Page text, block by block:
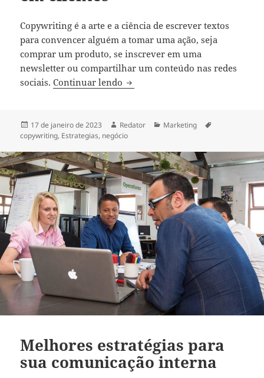
Copywriting é a arte e a ciência de escrever textos
para convencer alguém a tomar uma ação, seja
comprar um produto, se inscrever em uma
newsletter ou compartilhar um conteúdo nas redes
sociais. Continuar lendo Copywriting: a chave para
Publicado
em
17 de janeiro de 2023 Autor
Redator Categorias
Marketing
copywriting, Estrategias, negócio
Melhores estratégias para
sua comunicação interna